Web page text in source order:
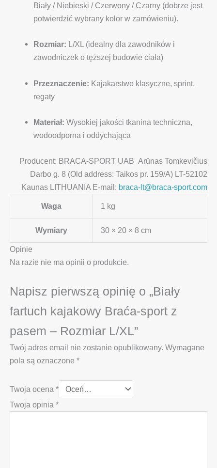
Biały / Niebieski / Czerwony / Czarny (dobrze jest
potwierdzić wybrany kolor w zamówieniu).
Rozmiar: L/XL (idealny dla zawodników i
zawodniczek o tęższej budowie ciała)
Przeznaczenie: Kajakarstwo klasyczne, sprint,
regaty
Materiał: Wysokiej jakości tkanina techniczna,
wodoodporna i oddychająca
Producent: BRACA-SPORT UAB Arūnas Tomkevičius
Darbo g. 8 (Old address: Taikos pr. 159/A) LT-52102
Kaunas LITHUANIA E-mail: braca-lt@braca-sport.com
Waga 1 kg
Wymiary 30 × 20 × 8 cm
Opinie
Na razie nie ma opinii o produkcie.
Napisz pierwszą opinię o „Biały
fartuch kajakowy Braća-sport z
pasem – Rozmiar L/XL”
Twój adres email nie zostanie opublikowany. Wymagane
pola są oznaczone *
Twoja ocena *
Twoja opinia *